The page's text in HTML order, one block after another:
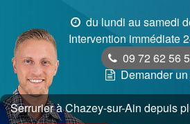
du lundi au samedi
Intervention immédiate
09 72 62 56
Demander
Serrurier à Chazey-sur-Ain depuis